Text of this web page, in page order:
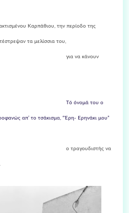
Καρπάθιου, την περίοδο της
τα μελίσσια του,
κάνουν
του ο
απ’ το τσάκισμα, “Έρη- Ερηνάκι μου”
να